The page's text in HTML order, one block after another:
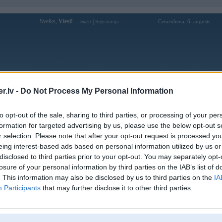
- Do Not Process My Personal Information
opt-out of the sale, sharing to third parties, or processing of your
for targeted advertising by us, please use the below opt-out
selection. Please note that after your opt-out request is processed
interest-based ads based on personal information utilized by us
to third parties prior to your opt-out. You may separately
of your personal information by third parties on the IAB’s list of
This information may also be disclosed by us to third parties on the
Participants that may further disclose it to other third parties.
Sveiks, Viesi! Ienākt Reģistrācija Ceturtdiena, 6. augusts
Forums Galerijas Reģistrācija Lietotāji
Lietotāja man8gold profils
Lietotājvārds:
man8gold
Ziņojumi forumā:
0
Pēdējie ziņojumi forumā